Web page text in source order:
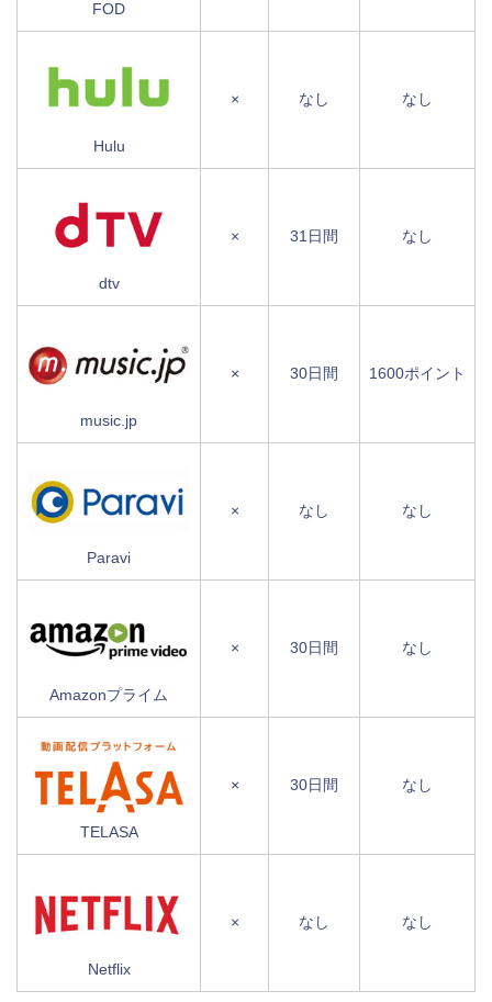
FOD
Hulu
× なし なし
dtv
× 31日間 なし
music.jp
× 30日間 1600ポイント
Paravi
× なし なし
Amazonプライム
× 30日間 なし
TELASA
× 30日間 なし
Netflix
× なし なし